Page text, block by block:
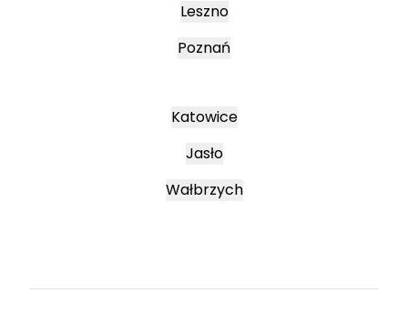
Leszno
Poznań
Katowice
Jasło
Wałbrzych